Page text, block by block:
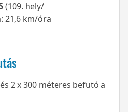
(109. hely/
21,6 km/óra
2 x 300 méteres befutó a